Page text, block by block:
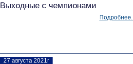
Выходные с чемпионами
27 августа 2021г